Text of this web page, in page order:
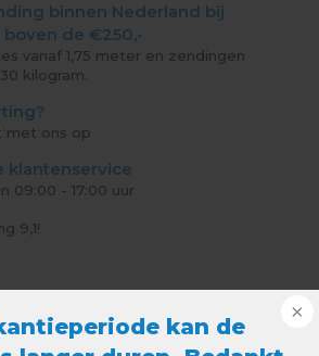
kan de
binnen Nederland bij
de €250,-
vanaf 1,75 meter en zendingen
kilogram.
met ons op
klantenservice
09:00 - 17:00 uur
9,1!